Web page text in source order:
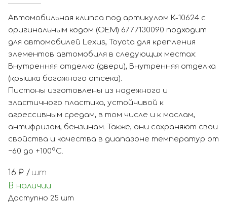
Автомобильная клипса под артикулом К-10624 с
оригинальным кодом (OEM) 6777130090 подходит
для автомобилей Lexus, Toyota для крепления
элементов автомобиля в следующих местах:
Внутренняя отделка (двери), Внутренняя отделка
(крышка багажного отсека).
Пистоны изготовлены из надежного и
эластичного пластика, устойчивой к
агрессивным средам, в том числе и к маслам,
антифризам, бензинам. Также, они сохраняют свои
свойства и качества в диапазоне температур от
−60 до +100°С.
16 ₽ / шт
В наличии
Доступно 25 шт